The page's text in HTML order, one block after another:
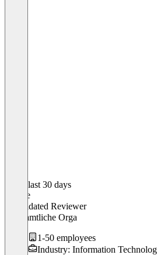
In the last 30 days
Sibylle
Validated Reviewer
ehrenamtliche Orga
1-50 employees
Industry: Information